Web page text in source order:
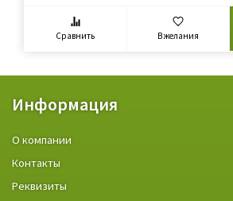
Сравнить В желания
Информация
О компании
Контакты
Реквизиты